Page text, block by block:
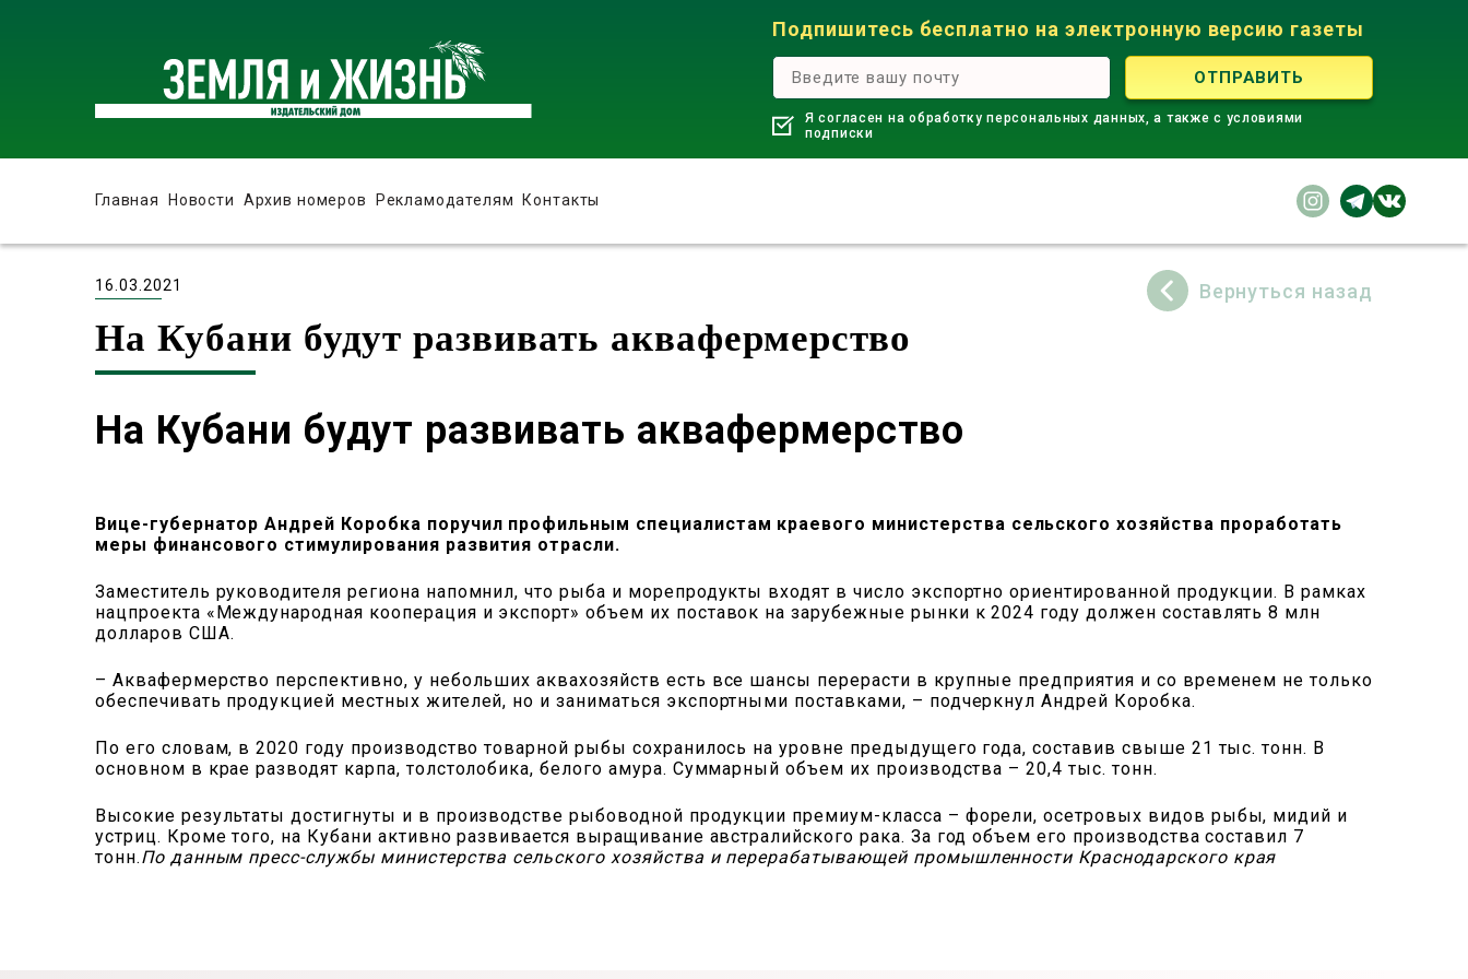
Подпишитесь бесплатно на электронную версию газеты
Я согласен на обработку персональных данных, а также с условиями
подписки
Главная Новости Архив номеров Рекламодателям Контакты
16.03.2021 Вернуться назад
На Кубани будут развивать аквафермерство
На Кубани будут развивать аквафермерство
Вице-губернатор Андрей Коробка поручил профильным специалистам краевого министерства сельского хозяйства проработать
меры финансового стимулирования развития отрасли.
Заместитель руководителя региона напомнил, что рыба и морепродукты входят в число экспортно ориентированной продукции. В рамках
нацпроекта «Международная кооперация и экспорт» объем их поставок на зарубежные рынки к 2024 году должен составлять 8 млн
долларов США.
– Аквафермерство перспективно, у небольших аквахозяйств есть все шансы перерасти в крупные предприятия и со временем не только
обеспечивать продукцией местных жителей, но и заниматься экспортными поставками, – подчеркнул Андрей Коробка.
По его словам, в 2020 году производство товарной рыбы сохранилось на уровне предыдущего года, составив свыше 21 тыс. тонн. В
основном в крае разводят карпа, толстолобика, белого амура. Суммарный объем их производства – 20,4 тыс. тонн.
Высокие результаты достигнуты и в производстве рыбоводной продукции премиум-класса – форели, осетровых видов рыбы, мидий и
устриц. Кроме того, на Кубани активно развивается выращивание австралийского рака. За год объем его производства составил 7
тонн.По данным пресс-службы министерства сельского хозяйства и перерабатывающей промышленности Краснодарского края